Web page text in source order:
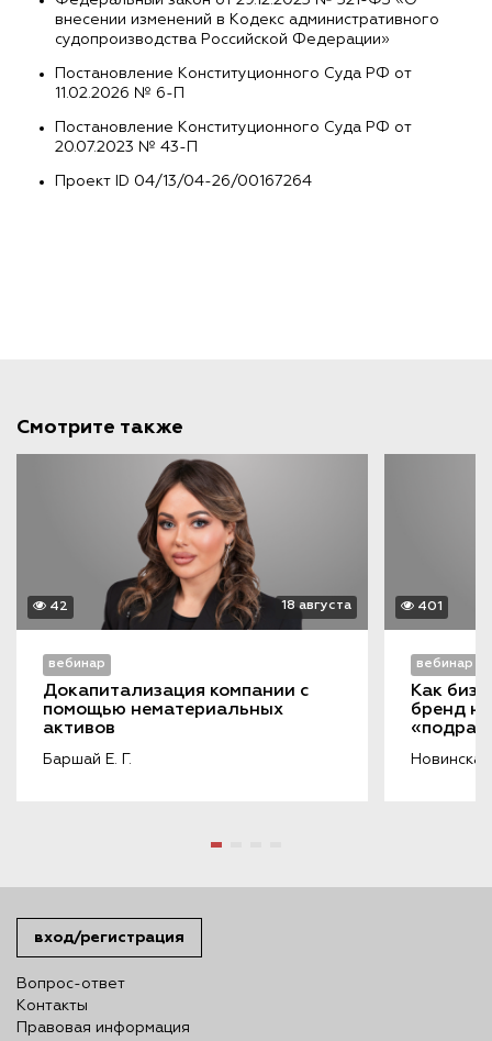
внесении изменений в Кодекс административного
судопроизводства Российской Федерации»
Постановление Конституционного Суда РФ от
11.02.2026 № 6-П
Постановление Конституционного Суда РФ от
20.07.2023 № 43-П
Проект ID 04/13/04-26/00167264
Смотрите также
42 18 августа
вебинар
Докапитализация компании с
помощью нематериальных
активов
Баршай Е. Г.
401
вебинар
Как
бренд
вход/регистрация
Вопрос-ответ
Контакты
Правовая информация